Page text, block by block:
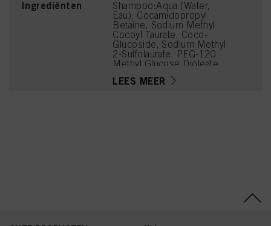
Ingrediënten
Shampoo:Aqua (Water,
Eau), Cocamidopropyl
Betaine, Sodium Methyl
Cocoyl Taurate, Coco-
Glucoside, Sodium Methyl
2-Sulfolaurate, PEG-120
Methyl Glucose Dioleate,
(Shea) Butter, Oryza Sativa
LEES MEER